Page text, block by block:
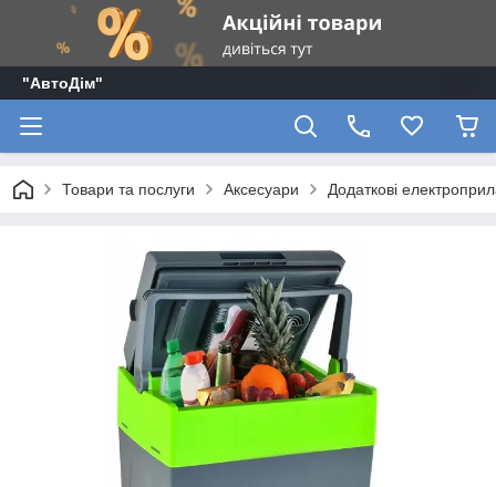
"АвтоДім"
Товари та послуги Аксесуари Додаткові